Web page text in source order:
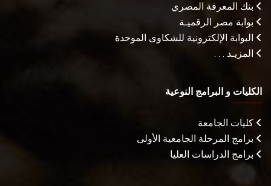
بنك المعرفة المصري
بوابة مصر الرقميـة
البوابة الإلكترونية للشكاوى الموحدة
المزيـد . . .
الكليات و البرامج النوعية
كليات الجامعة
برامج المرحلة الجامعية الأولى
برامج الدراسات العليا